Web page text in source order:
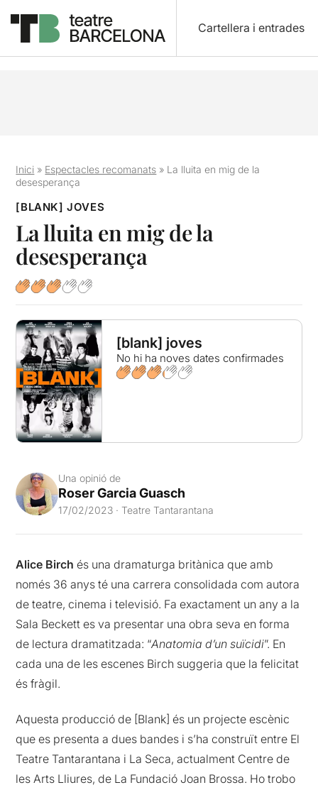
Cartellera i entrades
Inici » Espectacles recomanats » La lluita en mig de la
desesperança
[BLANK] JOVES
La lluita en mig de la
desesperança
[blank] joves
No hi ha noves dates confirmades
Una opinió de
Roser Garcia Guasch
17/02/2023 · Teatre Tantarantana
Alice Birch és una dramaturga britànica que amb
només 36 anys té una carrera consolidada com autora
de teatre, cinema i televisió. Fa exactament un any a la
Sala Beckett es va presentar una obra seva en forma
de lectura dramatitzada: “Anatomia d’un suïcidi”. En
cada una de les escenes Birch suggeria que la felicitat
és fràgil.
Aquesta producció de [Blank] és un projecte escènic
que es presenta a dues bandes i s’ha construït entre El
Teatre Tantarantana i La Seca, actualment Centre de
les Arts Lliures, de La Fundació Joan Brossa. Ho trobo